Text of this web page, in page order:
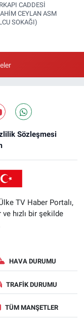
CADDESİ
CEYLAN ASM
SOKAĞI)
Sözleşmesi
TV Haber Portalı,
hızlı bir şekilde
HAVA DURUMU
TRAFIK DURUMU
TÜM MANŞETLER